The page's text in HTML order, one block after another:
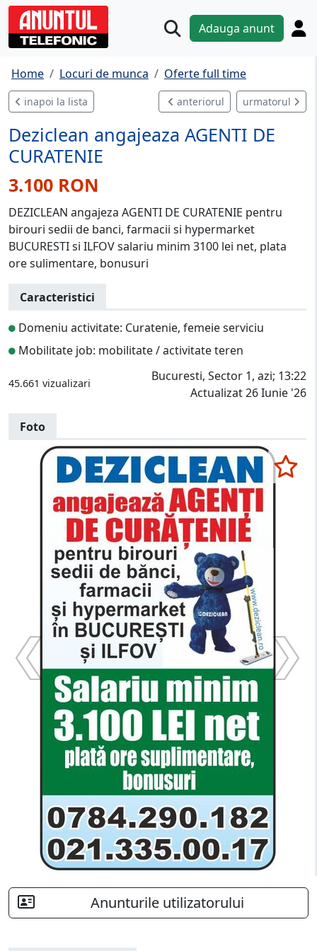
Adauga anunt
Home Locuri de munca Oferte full time
inapoi la lista anteriorul urmatorul
Deziclean angajeaza AGENTI DE
CURATENIE
3.100 RON
DEZICLEAN angajeza AGENTI DE CURATENIE pentru
birouri sedii de banci, farmacii si hypermarket
BUCURESTI si ILFOV salariu minim 3100 lei net, plata
ore sulimentare, bonusuri
Caracteristici
Domeniu activitate: Curatenie, femeie serviciu
Mobilitate job: mobilitate / activitate teren
45.661 vizualizari
Bucuresti, Sector 1, azi; 13:22
Actualizat 26 Iunie '26
Foto
Anunturile utilizatorului